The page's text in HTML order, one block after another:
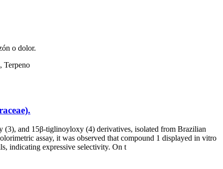
o dolor.
Terpeno
(3), and 15β-tiglinoyloxy (4) derivatives, isolated from Brazilian
assay, it was observed that compound 1 displayed in vitro
indicating expressive selectivity. On t